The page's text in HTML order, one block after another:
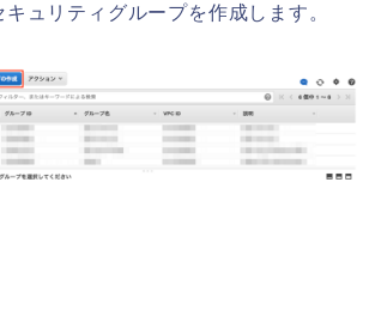
ュリティグループを作成します。